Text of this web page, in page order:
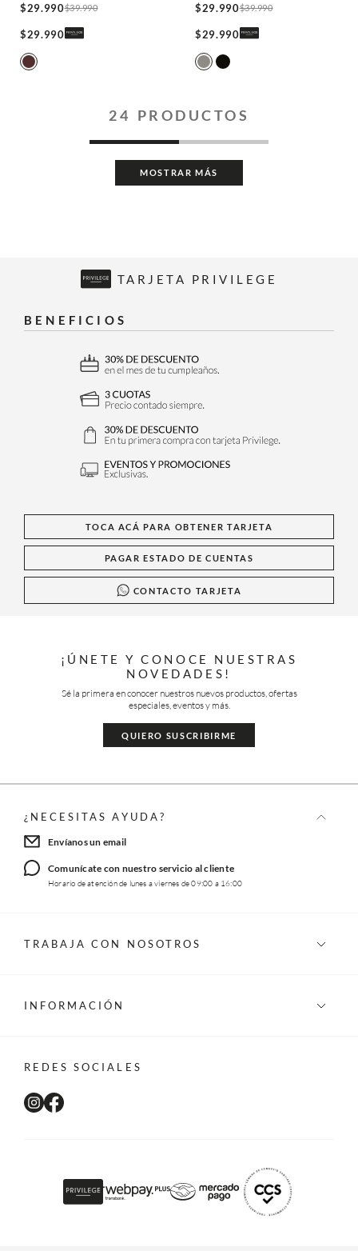
$29.990$39.990
$29.990
$29.990$39.990
$29.990
24 PRODUCTOS
MOSTRAR MÁS
TARJETA PRIVILEGE
BENEFICIOS
TOCA ACÁ PARA OBTENER TARJETA
PAGAR ESTADO DE CUENTAS
CONTACTO TARJETA
¡ÚNETE Y CONOCE NUESTRAS
NOVEDADES!
Sé la primera en conocer nuestros nuevos productos, ofertas
especiales, eventos y más.
QUIERO SUSCRIBIRME
¿NECESITAS AYUDA?
Envíanos un email
Comunícate con nuestro servicio al cliente
Horario de atención de lunes a viernes de 09:00 a 16:00
TRABAJA CON NOSOTROS
INFORMACIÓN
REDES SOCIALES